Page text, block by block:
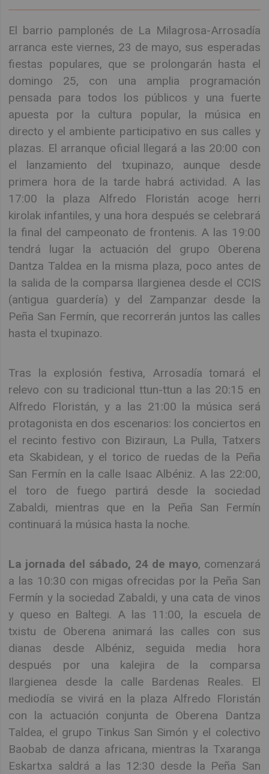
El barrio pamplonés de La Milagrosa-Arrosadía
arranca este viernes, 23 de mayo, sus esperadas
fiestas populares, que se prolongarán hasta el
domingo 25, con una amplia programación
pensada para todos los públicos y una fuerte
apuesta por la cultura popular, la música en
directo y el ambiente participativo en sus calles y
plazas. El arranque oficial llegará a las 20:00 con
el lanzamiento del txupinazo, aunque desde
primera hora de la tarde habrá actividad. A las
17:00 la plaza Alfredo Floristán acoge herri
kirolak infantiles, y una hora después se celebrará
la final del campeonato de frontenis. A las 19:00
tendrá lugar la actuación del grupo Oberena
Dantza Taldea en la misma plaza, poco antes de
la salida de la comparsa Ilargienea desde el CCIS
(antigua guardería) y del Zampanzar desde la
Peña San Fermín, que recorrerán juntos las calles
hasta el txupinazo.
Tras la explosión festiva, Arrosadía tomará el
relevo con su tradicional ttun-ttun a las 20:15 en
Alfredo Floristán, y a las 21:00 la música será
protagonista en dos escenarios: los conciertos en
el recinto festivo con Biziraun, La Pulla, Tatxers
eta Skabidean, y el torico de ruedas de la Peña
San Fermín en la calle Isaac Albéniz. A las 22:00,
el toro de fuego partirá desde la sociedad
Zabaldi, mientras que en la Peña San Fermín
continuará la música hasta la noche.
La jornada del sábado, 24 de mayo, comenzará
a las 10:30 con migas ofrecidas por la Peña San
Fermín y la sociedad Zabaldi, y una cata de vinos
y queso en Baltegi. A las 11:00, la escuela de
txistu de Oberena animará las calles con sus
dianas desde Albéniz, seguida media hora
después por una kalejira de la comparsa
Ilargienea desde la calle Bardenas Reales. El
mediodía se vivirá en la plaza Alfredo Floristán
con la actuación conjunta de Oberena Dantza
Taldea, el grupo Tinkus San Simón y el colectivo
Baobab de danza africana, mientras la Txaranga
Eskartxa saldrá a las 12:30 desde la Peña San